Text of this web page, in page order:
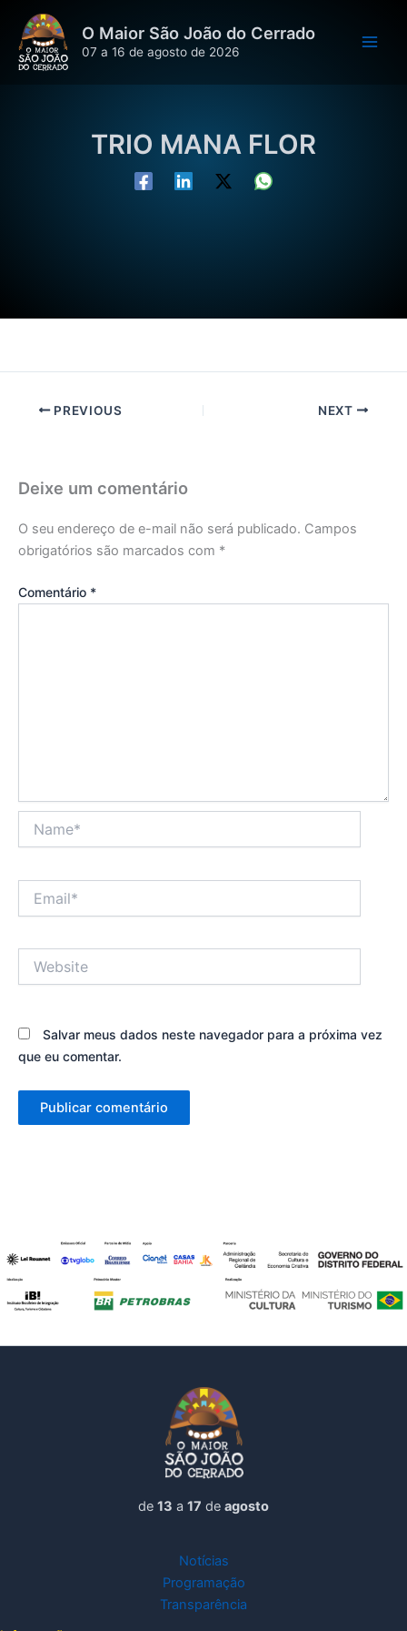
para
conteúdo
O Maior São João do Cerrado
07 a 16 de agosto de 2026
TRIO MANA FLOR
PREVIOUS NEXT
Deixe um comentário
O seu endereço de e-mail não será publicado. Campos
obrigatórios são marcados com *
Comentário *
Salvar meus dados neste navegador para a próxima vez
que eu comentar.
de 13 a 17 de agosto
Notícias
Programação
Transparência